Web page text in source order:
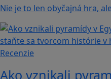
Nie je to len obyčajná hra,
Recenzie
Ako vznikali